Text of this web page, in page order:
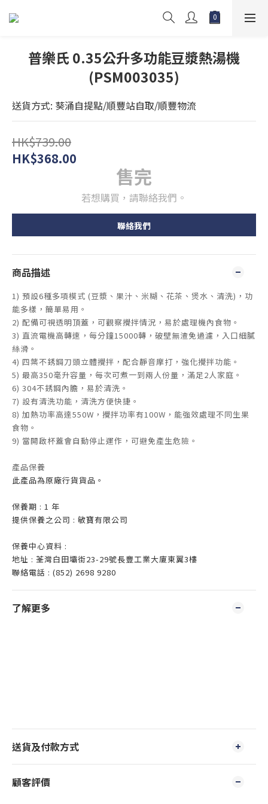
普樂氏 0.35公升多功能豆漿熱湯機
(PSM003035)
送貨方式: 葵涌自提點/順豐站自取/順豐物流
HK$739.00
HK$368.00
售完
若想購買，請聯絡我們。
聯絡我們
商品描述
1) 預設6種多項模式 (豆漿、果汁、米糊、花茶、煲水、清洗)，功
能多樣，簡單易用。
2) 配備可視透明頂蓋，可觀察攪拌情況，易於處理機內食物。
3) 直流電機高轉速，每分鐘15000轉，破壁無渣免過濾，入口細膩
絲滑。
4) 四葉不銹鋼刀頭立體攪拌，配合靜音摩打，強化攪拌功能。
5) 最高350毫升容量，每次可煮一到兩人份量，滿足2人家庭。
6) 304不銹鋼內膽，易於清洗。
7) 設有清洗功能，清洗方便快捷。
8) 加熱功率高達550W，攪拌功率有100W，能強效處理不同生果
食物。
9) 當開啟杯蓋會自動停止運作，可避免產生危險。
產品保養
此產品為原廠行貨貨品。
保養期 : 1 年
提供保養之公司 : 敏寶有限公司
保養中心資料 :
地址 : 荃灣白田壩街23-29號長豐工業大廈東翼3樓
聯絡電話 : (852) 2698 9280
了解更多
送貨及付款方式
顧客評價